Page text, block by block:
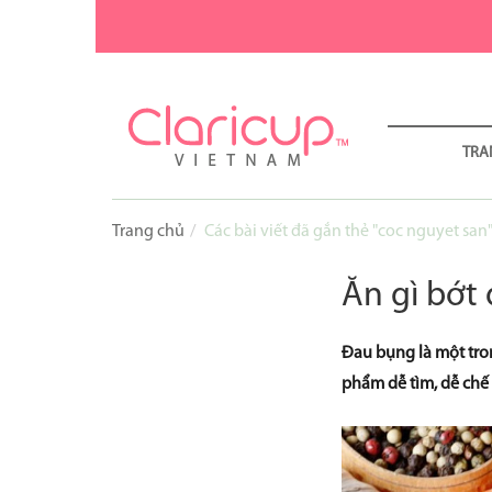
Trang chủ Các bài viết đã gắn thẻ "coc nguyet san"
Ăn gì bớt
Đau bụng là một
phẩm dễ tìm, dễ